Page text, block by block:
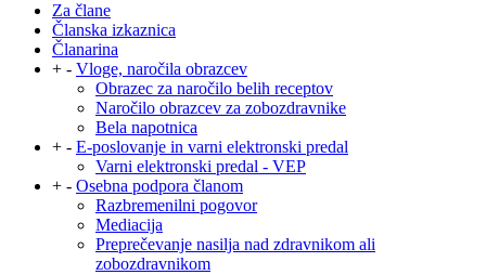
Za člane
Članska izkaznica
Članarina
+ - Vloge, naročila obrazcev
Obrazec za naročilo belih receptov
Naročilo obrazcev za zobozdravnike
Bela napotnica
+ - E-poslovanje in varni elektronski predal
Varni elektronski predal - VEP
+ - Osebna podpora članom
Razbremenilni pogovor
Mediacija
Preprečevanje nasilja nad zdravnikom ali
zobozdravnikom